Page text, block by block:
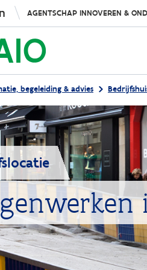
AGENTSCHAP INNOVEREN &
begeleiding & advies